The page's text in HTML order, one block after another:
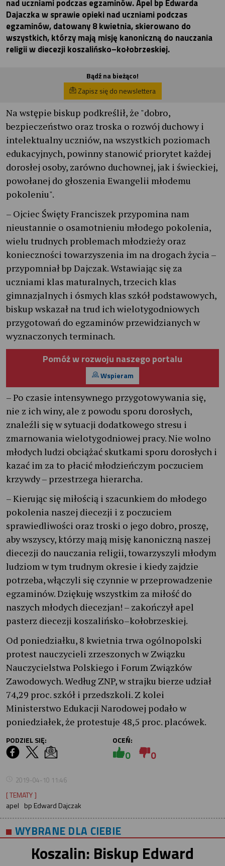
nad uczniami podczas egzaminów. Apel bp Edwarda
Dajaczka w sprawie opieki nad uczniami podczas
egzaminów, datowany 8 kwietnia, skierowano do
wszystkich, którzy mają misję kanoniczną do nauczania
religii w diecezji koszalińsko–kołobrzeskiej.
Bądź na bieżąco!
Zapisz się do newslettera
Na wstępie biskup podkreślił, że "dobro,
bezpieczeństwo oraz troska o rozwój duchowy i
intelektualny uczniów, na wszystkich poziomach
edukacyjnych, powinny stanowić priorytet każdej
dorosłej osoby, zarówno duchownej, jak i świeckiej,
powołanej do głoszenia Ewangelii młodemu
pokoleniu".
– Ojciec Święty Franciszek przypomina nam
nieustannie o osamotnieniu młodego pokolenia,
wielu trudnych problemach młodzieży oraz
konieczności towarzyszenia im na drogach życia –
przypomniał bp Dajczak. Wstawiając się za
uczniami klas maturalnych, trzecich klas
gimnazjalnych i ósmych klas szkół podstawowych,
biskup wskazał na trud ich wielotygodniowych
przygotowań do egzaminów przewidzianych w
wyznaczonych terminach.
Pomóż w rozwoju naszego portalu
Wspieram
– Po czasie intensywnego przygotowywania się,
nie z ich winy, ale z powodu sporu dorosłych,
znaleźli się w sytuacji dodatkowego stresu i
zmarnowania wielotygodniowej pracy. Nie wolno
młodych ludzi obciążać skutkami sporu dorosłych i
kazać im za to płacić młodzieńczym poczuciem
krzywdy – przestrzega hierarcha.
– Kierując się miłością i szacunkiem do młodego
pokolenia naszej diecezji i z poczuciem
sprawiedliwości oraz troski o jego dobro, proszę,
aby wszyscy, którzy mają misję kanoniczną naszej
diecezji do nauczania religii, towarzyszyli młodym
ludziom w tym trudnym okresie i kiedy zajdzie
potrzeba, włączyli się czynnie w przeprowadzenie
egzaminów. Dziękuję wszystkim za miłość do
naszych młodych diecezjan! – zakończył apel
pasterz diecezji koszalińsko–kołobrzeskiej.
Od poniedziałku, 8 kwietnia trwa ogólnopolski
protest nauczycieli zrzeszonych w Związku
Nauczycielstwa Polskiego i Forum Związków
Zawodowych. Według ZNP, w strajku bierze udział
74,29 proc. szkół i przedszkoli. Z kolei
Ministerstwo Edukacji Narodowej podało w
poniedziałek, że protestuje 48,5 proc. placówek.
PODZIEL SIĘ: OCEŃ:
0 0
2019-04-10 11:46
[ TEMATY ]
apel bp Edward Dajczak
WYBRANE DLA CIEBIE
Koszalin: Biskup Edward